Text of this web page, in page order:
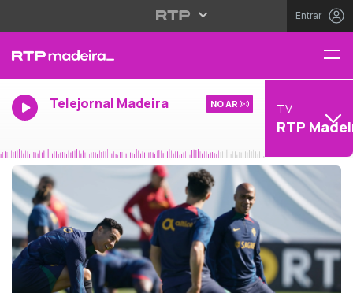
Entrar
Telejornal Madeira NO AR TV
RTP